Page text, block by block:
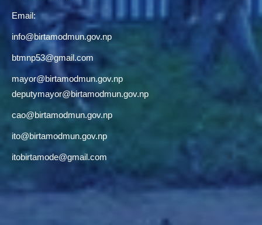
Email:
info@birtamodmun.gov.np
btmnp53@gmail.com
mayor@birtamodmun.gov.np
deputymayor@birtamodmun.gov.np
cao@birtamodmun.gov.np
ito@birtamodmun.gov.np
itobirtamode@gmail.com